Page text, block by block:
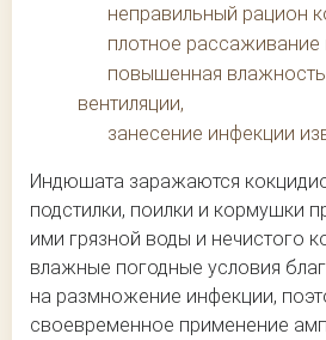
неправильный рацион
плотное рассаживание
повышенная влажность
вентиляции,
занесение инфекции
Индюшата заражаются
подстилки, поилки и кормушки
ими грязной воды и нечистого
влажные погодные условия
на размножение инфекции,
своевременное применение